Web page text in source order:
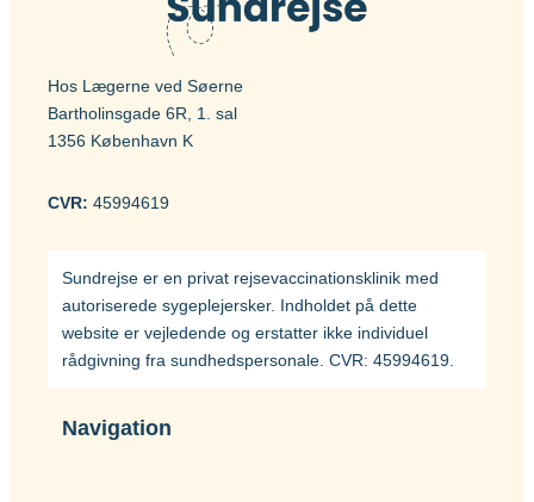
Hos Lægerne ved Søerne
Bartholinsgade 6R, 1. sal
1356 København K
CVR: 45994619
Sundrejse er en privat rejsevaccinationsklinik med
autoriserede sygeplejersker. Indholdet på dette
website er vejledende og erstatter ikke individuel
rådgivning fra sundhedspersonale. CVR: 45994619.
Navigation